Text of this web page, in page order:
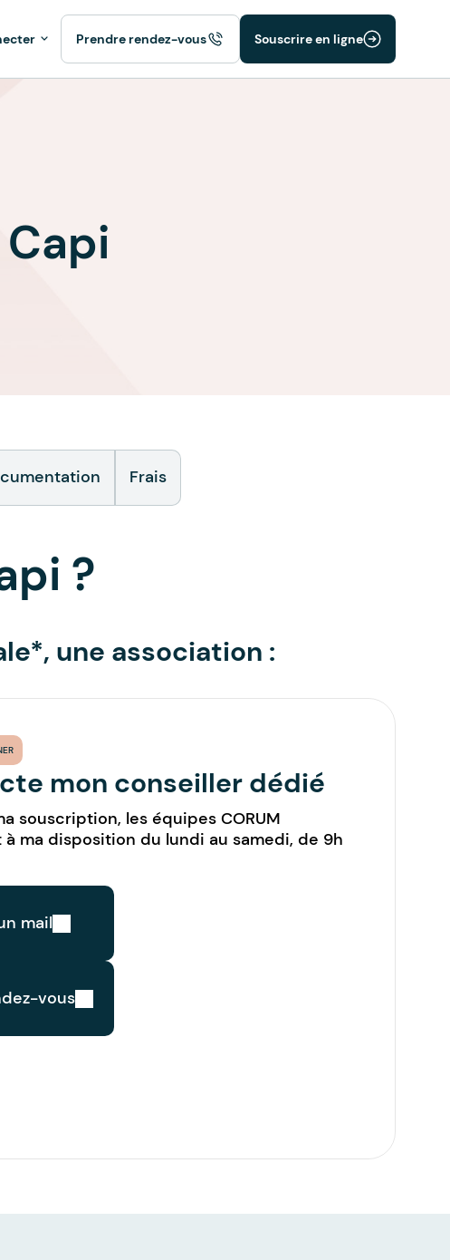
Prendre rendez-vous Souscrire en ligne
Frais
?
une association :
mon conseiller dédié
souscription, les équipes CORUM
à ma disposition du lundi au samedi, de 9h
mail
vous